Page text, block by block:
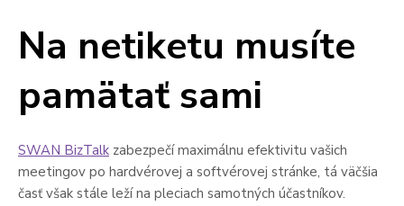
Na netiketu musíte
pamätať sami
SWAN BizTalk zabezpečí maximálnu efektivitu vašich
meetingov po hardvérovej a softvérovej stránke, tá väčšia
časť však stále leží na pleciach samotných účastníkov.